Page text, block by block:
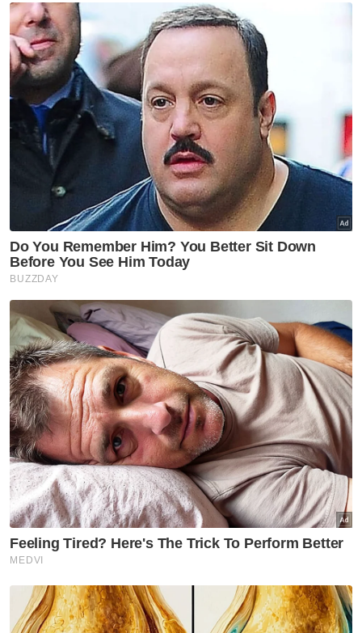
Dalam pada itu, Tian Soon berkata, JKNJ
juga akan meningkatkan kesedaran awam
dan membuat hebahan maklumat berkaitan
mpox.
"Aktiviti bertumpu kepada golongan sasaran
bersama dengan pertubuhan bukan
kerajaan (NGO) atau anggota kesihatan
memberi kesedaran kepada yang berisiko
untuk hadir ke klinik pencegahan HIV, Pre-
Exposure Prophylaxis (PrEP),
"Ia termasuk menerusi poster, video dan
webinar disasarkan kepada golongan berisiko
tinggi menggunakan media sosial," katanya.
Artikel Berkaitan:
Mpox: JKNK ambil sampel di pintu masuk Malaysia-
Thailand
Thailand sahkan kes mpox clade 1b
Che'gu Bard akan didakwa di Johor Bahru esok
WHO pada 14 Ogos lalu mengisytiharkan
mpox atau cacar monyet sebagai